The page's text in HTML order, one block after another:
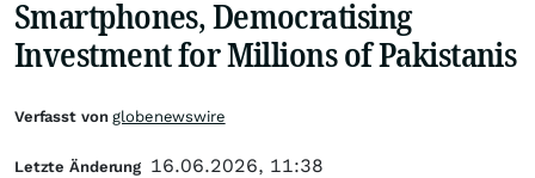
Smartphones, Democratising
Investment for Millions of Pakistanis
Verfasst vonglobenewswire
Letzte Änderung 16.06.2026, 11:38